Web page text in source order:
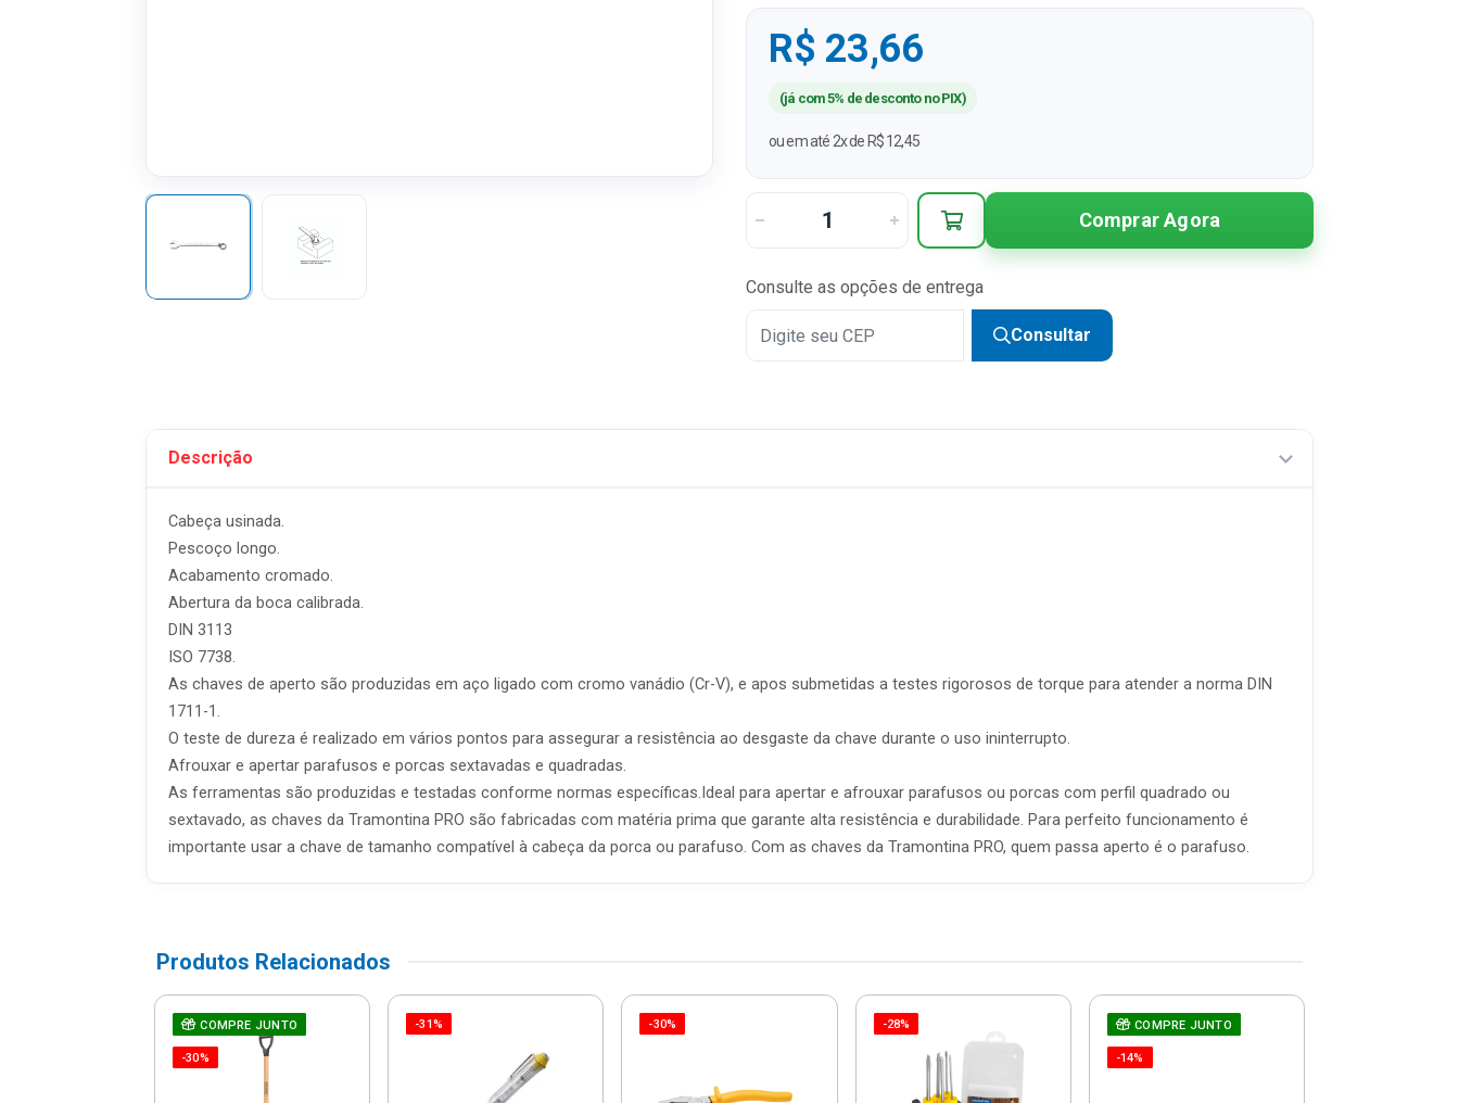
R$ 23,66
(já com 5% de desconto no PIX)
ou em até 2x de R$ 12,45
Comprar Agora
Consulte as opções de entrega
Consultar
Descrição
Cabeça usinada.
Pescoço longo.
Acabamento cromado.
Abertura da boca calibrada.
DIN 3113
ISO 7738.
As chaves de aperto são produzidas em aço ligado com cromo vanádio (Cr-V), e apos submetidas a testes rigorosos de torque para atender a norma DIN
1711-1.
O teste de dureza é realizado em vários pontos para assegurar a resistência ao desgaste da chave durante o uso ininterrupto.
Afrouxar e apertar parafusos e porcas sextavadas e quadradas.
As ferramentas são produzidas e testadas conforme normas específicas.Ideal para apertar e afrouxar parafusos ou porcas com perfil quadrado ou
sextavado, as chaves da Tramontina PRO são fabricadas com matéria prima que garante alta resistência e durabilidade. Para perfeito funcionamento é
importante usar a chave de tamanho compatível à cabeça da porca ou parafuso. Com as chaves da Tramontina PRO, quem passa aperto é o parafuso.
Produtos Relacionados
COMPRE JUNTO
-30%
-31% -30% -28% COMPRE JUNTO
-14%